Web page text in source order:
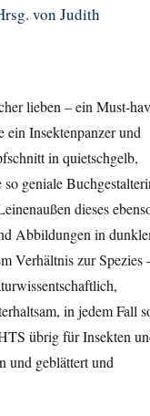
von Judith
lieben – ein Must-
Insektenpanzer und
in quietschgelb,
geniale
dieses
Abbildungen in
Verhältnis zur Spezies
in jedem Fall
übrig für Insekten
und geblättert und